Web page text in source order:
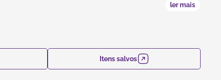
ler mais
Itens salvos